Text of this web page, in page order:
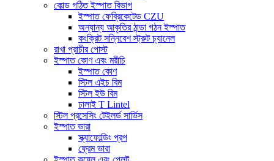
কোল্ড গঠিত ইস্পাত বিভাগ
ইস্পাত ফেব্রিকেটেড CZU
অন্যান্য আকৃতির ঠান্ডা গঠন ইস্পাত
কংক্রিট সন্নিবেশ স্ট্রুট চ্যানেল
রাখা প্রাচীর পোস্ট
ইস্পাত কোণ এবং মরীচি
ইস্পাত কোণ
স্টিল এইচ বিম
স্টিল ইউ বিম
ঢালাই T Lintel
স্টিল প্রসেসিং টেইলর্ড সার্ভিস
ইস্পাত ভারা
স্ক্যাফোল্ডিং প্রপ
ফ্রেম ভারা